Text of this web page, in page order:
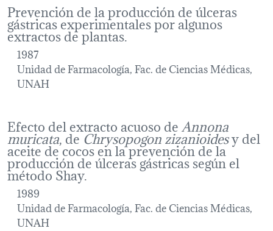
Prevención de la producción de úlceras
gástricas experimentales por algunos
extractos de plantas.
1987
Unidad de Farmacología, Fac. de Ciencias Médicas,
UNAH
Efecto del extracto acuoso de Annona
muricata, deChrysopogon zizanioidesy del
aceite de cocos en la prevención de la
producción de úlceras gástricas según el
método Shay.
1989
Unidad de Farmacología, Fac. de Ciencias Médicas,
UNAH